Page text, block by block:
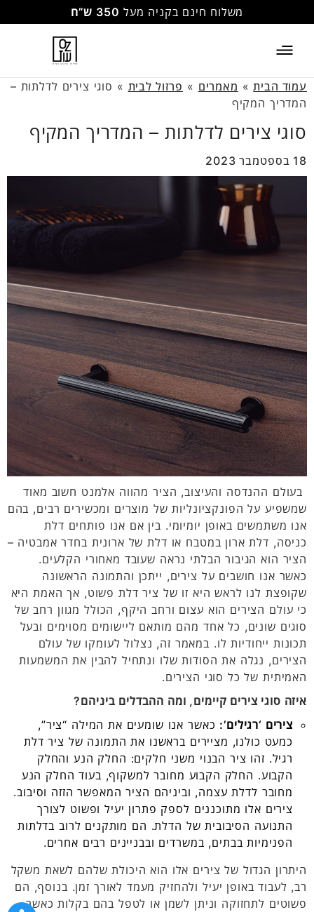
משלוח חינם בקניה מעל 350 ש”ח
עמוד הבית» מאמרים » פרזול לבית » סוגי צירים לדלתות –
המדריך המקיף
סוגי צירים לדלתות – המדריך המקיף
18 בספטמבר 2023
בעולם ההנדסה והעיצוב, הציר מהווה אלמנט חשוב מאוד
שמשפיע על הפונקציונליות של מוצרים ומכשירים רבים, בהם
אנו משתמשים באופן יומיומי. בין אם אנו פותחים דלת
כניסה, דלת ארון במטבח או דלת של ארונית בחדר אמבטיה –
הציר הוא הגיבור הבלתי נראה שעובד מאחורי הקלעים.
כאשר אנו חושבים על צירים, ייתכן והתמונה הראשונה
שקופצת לנו לראש היא זו של ציר דלת פשוט, אך האמת היא
כי עולם הצירים הוא עצום ורחב היקף, הכולל מגוון רחב של
סוגים שונים, כל אחד מהם מותאם ליישומים מסוימים ובעל
תכונות ייחודיות לו. במאמר זה, נצלול לעומקו של עולם
הצירים, נגלה את הסודות שלו ונתחיל להבין את המשמעות
האמיתית של כל סוגי הצירים.
איזה סוגי צירים קיימים, ומה ההבדלים ביניהם?
צירים ‘רגילים’: כאשר אנו שומעים את המילה “ציר”,
כמעט כולנו, מציירים בראשנו את התמונה של ציר דלת
רגיל. זהו ציר הבנוי משני חלקים: החלק הנע והחלק
הקבוע. החלק הקבוע מחובר למשקוף, בעוד החלק הנע
מחובר לדלת עצמה, וביניהם הציר המאפשר הזזה וסיבוב.
צירים אלו מתוכננים לספק פתרון יעיל ופשוט לצורך
התנועה הסיבובית של הדלת. הם מותקנים לרוב בדלתות
הפנימיות בבתים, במשרדים ובבניינים רבים אחרים.
היתרון הגדול של צירים אלו הוא היכולת שלהם לשאת משקל
רב, לעבוד באופן יעיל ולהחזיק מעמד לאורך זמן. בנוסף, הם
פשוטים לתחזוקה וניתן לשמן או לטפל בהם בקלות כאשר